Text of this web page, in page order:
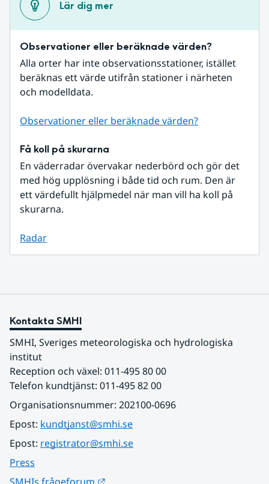
Lär dig mer
Observationer eller beräknade värden?
Alla orter har inte observationsstationer, istället
beräknas ett värde utifrån stationer i närheten
och modelldata.
Observationer eller beräknade värden?
Få koll på skurarna
En väderradar övervakar nederbörd och gör det
med hög upplösning i både tid och rum. Den är
ett värdefullt hjälpmedel när man vill ha koll på
skurarna.
Radar
Kontakta SMHI
SMHI, Sveriges meteorologiska och hydrologiska
institut
Reception och växel: 011-495 80 00
Telefon kundtjänst: 011-495 82 00
Organisationsnummer: 202100-0696
Epost: kundtjanst@smhi.se
Epost: registrator@smhi.se
Press